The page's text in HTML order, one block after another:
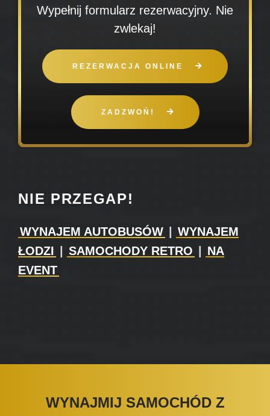
Wypełnij formularz rezerwacyjny. Nie
zwlekaj!
REZERWACJA ONLINE
ZADZWOŃ!
NIE PRZEGAP!
WYNAJEM AUTOBUSÓW | WYNAJEM
ŁODZI | SAMOCHODY RETRO | NA
EVENT
WYNAJMIJ SAMOCHÓD Z